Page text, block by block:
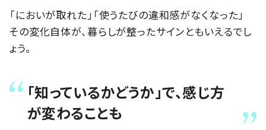
「においが取れた」「使うたびの違和感がなくなった」
その変化自体が、暮らしが整ったサインともいえるでし
ょう。
「知っているかどうか」で、感じ方
が変わることも